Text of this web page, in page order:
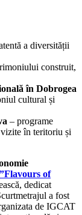
a diversității
construit,
în Dobrogea
cultural și
– programe
în teritoriu și
”Flavours of
dedicat
a fost
de IGCAT